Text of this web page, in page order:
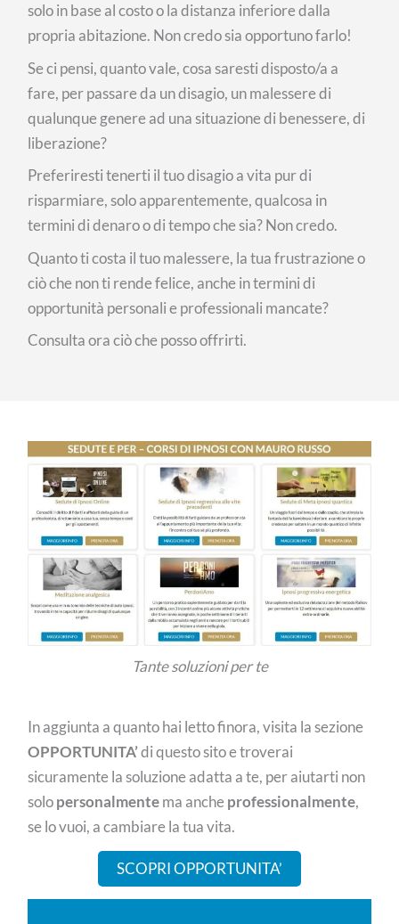
solo in base al costo o la distanza inferiore dalla
propria abitazione. Non credo sia opportuno farlo!
Se ci pensi, quanto vale, cosa saresti disposto/a a
fare, per passare da un disagio, un malessere di
qualunque genere ad una situazione di benessere, di
liberazione?
Preferiresti tenerti il tuo disagio a vita pur di
risparmiare, solo apparentemente, qualcosa in
termini di denaro o di tempo che sia? Non credo.
Quanto ti costa il tuo malessere, la tua frustrazione o
ciò che non ti rende felice, anche in termini di
opportunità personali e professionali mancate?
Consulta ora ciò che posso offrirti.
Tante soluzioni per te
In aggiunta a quanto hai letto finora, visita la sezione
OPPORTUNITA’di questo sito e troverai
sicuramente la soluzione adatta a te, per aiutarti non
solopersonalmentema ancheprofessionalmente,
se lo vuoi, a cambiare la tua vita.
SCOPRI OPPORTUNITA’